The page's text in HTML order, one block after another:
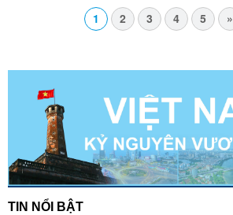
1 2 3 4 5 »
TIN NỔI BẬT